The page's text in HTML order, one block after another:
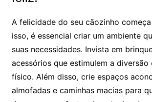
A felicidade do seu cãozinho
isso, é essencial criar um ambiente
suas necessidades. Invista em
acessórios que estimulem a diversão
físico. Além disso, crie espaços
almofadas e caminhas macias para